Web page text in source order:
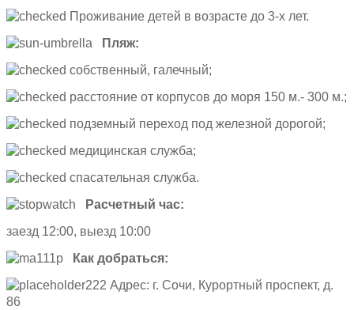
Проживание детей в возрасте до 3-х лет.
Пляж:
собственный, галечный;
расстояние от корпусов до моря 150 м.- 300 м.;
подземный переход под железной дорогой;
медицинская служба;
спасательная служба.
Расчетный час:
заезд 12:00, выезд 10:00
Как добраться:
Адрес: г. Сочи, Курортный проспект, д.
86